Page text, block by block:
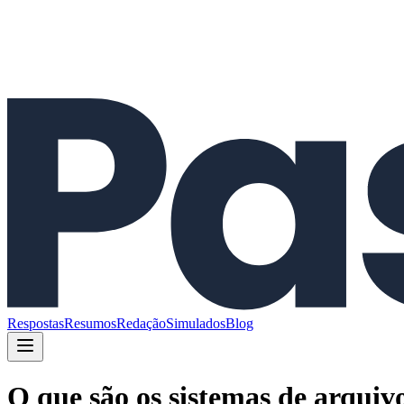
RespostasResumosRedaçãoSimuladosBlog
O que são os sistemas de